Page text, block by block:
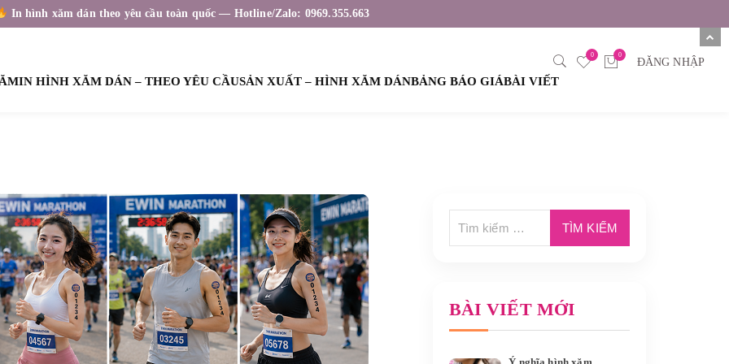
In hình xăm dán theo yêu cầu toàn quốc — Hotline/Zalo: 0969.355.663
IN HÌNH XĂM DÁN – THEO YÊU CẦUSẢN XUẤT – HÌNH XĂM DÁNBẢNG BÁO GIÁBÀI VIẾT
0 0
ĐĂNG NHẬP
BÀI VIẾT MỚI